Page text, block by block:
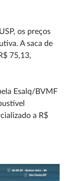
os preços
A saca de
75,13,
Esalq/BVMF
a R$